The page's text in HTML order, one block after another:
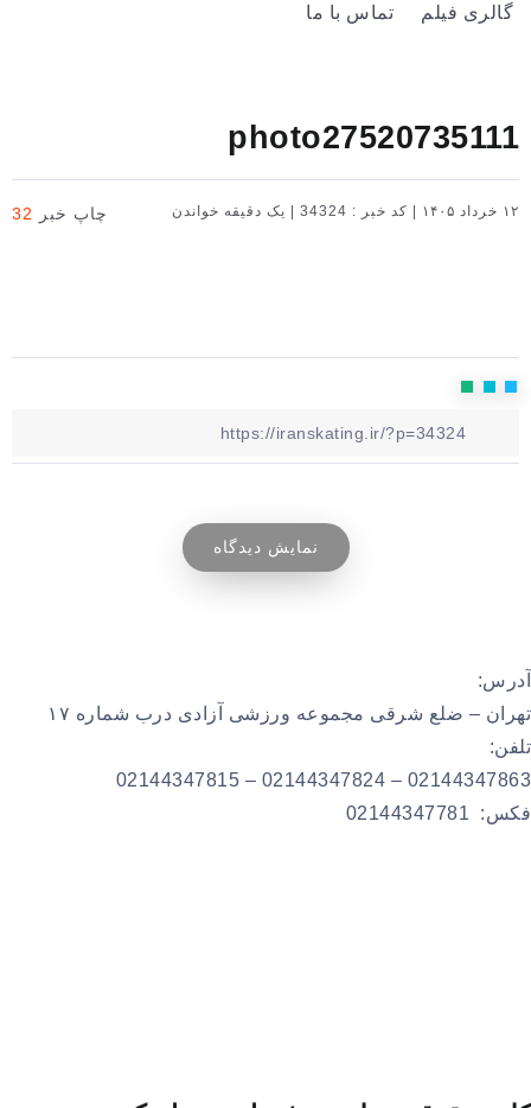
گالری فیلم
تماس با ما
photo27520735111
۱۲ خرداد ۱۴۰۵ | کد خبر : 34324 | یک دقیقه خواندن چاپ خبر 32
نمایش دیدگاه
آدرس:
تهران – ضلع شرقی مجموعه ورزشی آزادی درب شماره ۱۷
تلفن:
02144347863 – 02144347824 – 02144347815
فکس: 02144347781